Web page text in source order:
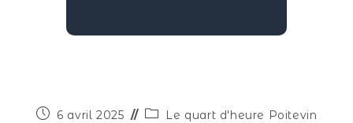
6 avril 2025 Le quart d'heure Poitevin